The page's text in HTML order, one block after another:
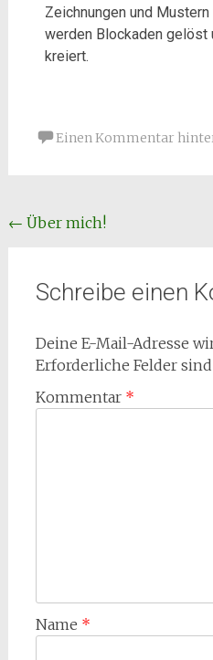
Zeichnungen und
werden Blockaden gelöst
kreiert.
Einen Kommentar
← Über mich!
Schreibe einen
Deine E-Mail-Adresse
Erforderliche Felder
Kommentar *
Name *